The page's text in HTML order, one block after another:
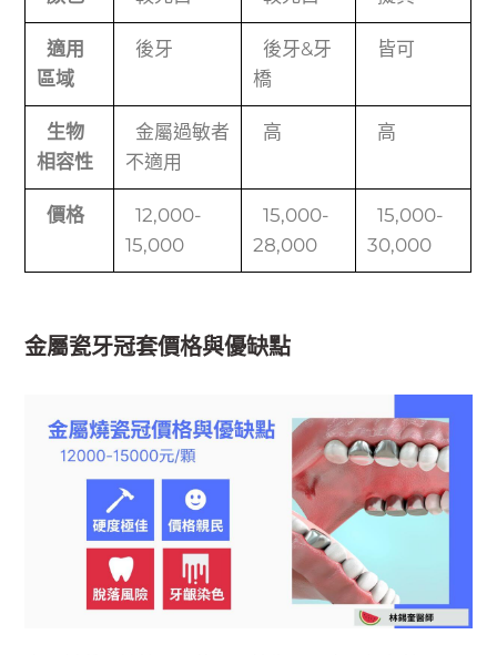
適用
區域
後牙
後牙&牙
橋
皆可
生物
相容性
金屬過敏者
不適用
高 高
價格
12,000-
15,000
15,000-
28,000
15,000-
30,000
金屬瓷牙冠套價格與優缺點